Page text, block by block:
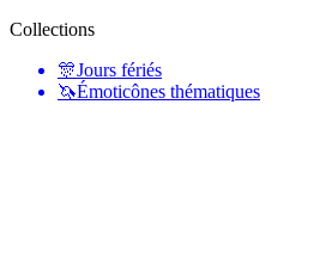
Collections
🎊Jours fériés
🦄Émoticônes thématiques